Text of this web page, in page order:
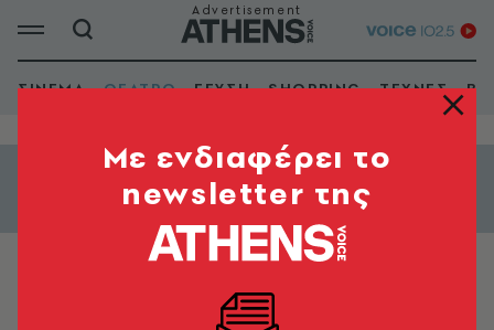
ΣΙΝΕΜΑ ΘΕΑΤΡΟ ΓΕΥΣΗ SHOPPING ΤΕΧΝΕΣ
Εμφάνιση φίλτρων
Latent στο Mammot Athens
Mε ενδιαφέρει το
newsletter της